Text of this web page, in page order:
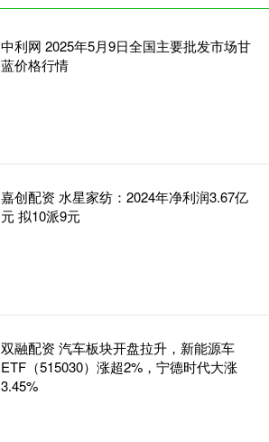
中利网 2025年5月9日全国主要批发市场甘
蓝价格行情
嘉创配资 水星家纺：2024年净利润3.67亿
元 拟10派9元
双融配资 汽车板块开盘拉升，新能源车
ETF（515030）涨超2%，宁德时代大涨
3.45%